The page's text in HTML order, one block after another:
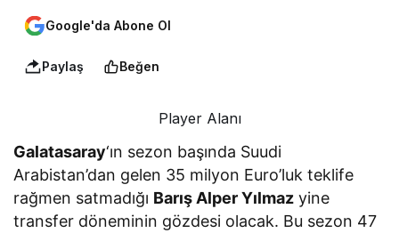
Google'da Abone Ol
Paylaş Beğen
Player Alanı
Galatasaray‘ın sezon başında Suudi
Arabistan’dan gelen 35 milyon Euro’luk teklife
rağmen satmadığı Barış Alper Yılmaz yine
transfer döneminin gözdesi olacak. Bu sezon 47